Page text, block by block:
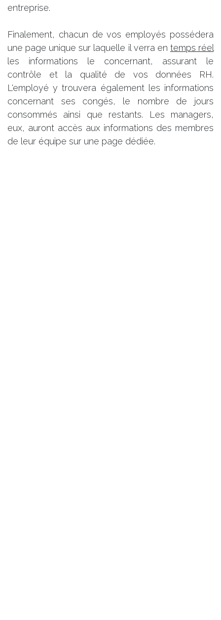
entreprise.
Finalement, chacun de vos employés possédera
une page unique sur laquelle il verra en temps réel
les informations le concernant, assurant le
contrôle et la qualité de vos données RH.
L'employé y trouvera également les informations
concernant ses congés, le nombre de jours
consommés ainsi que restants. Les managers,
eux, auront accès aux informations des membres
de leur équipe sur une page dédiée.